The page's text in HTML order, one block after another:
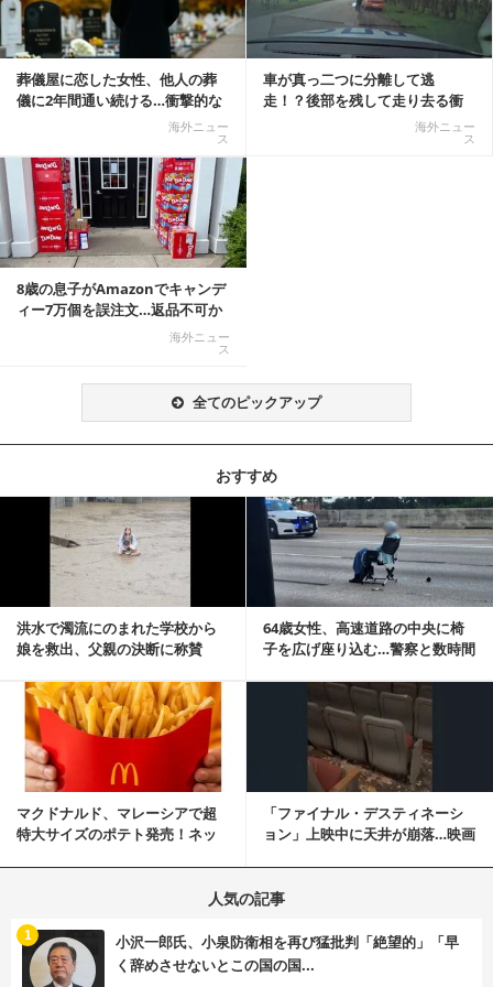
葬儀屋に恋した女性、他人の葬
儀に2年間通い続ける…衝撃的な
海外ニュー
ス
車が真っ二つに分離して逃
走！？後部を残して走り去る衝
海外ニュー
ス
8歳の息子がAmazonでキャンデ
ィー7万個を誤注文…返品不可か
海外ニュー
ス
全てのピックアップ
おすすめ
洪水で濁流にのまれた学校から
娘を救出、父親の決断に称賛
64歳女性、高速道路の中央に椅
子を広げ座り込む…警察と数時間
記事を読む
マクドナルド、マレーシアで超
特大サイズのポテト発売！ネッ
「ファイナル・デスティネーシ
ョン」上映中に天井が崩落…映画
記事を読む
人気の記事
小沢一郎氏、小泉防衛相を再び猛批判「絶望的」「早
く辞めさせないとこの国の国...
1